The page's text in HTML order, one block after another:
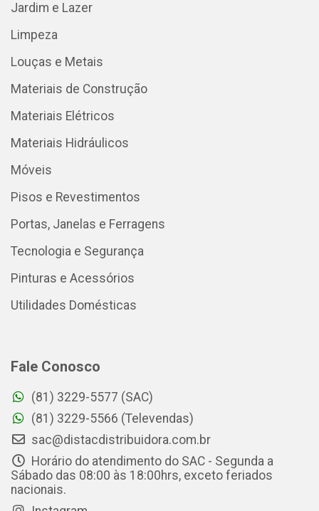
Jardim e Lazer
Limpeza
Louças e Metais
Materiais de Construção
Materiais Elétricos
Materiais Hidráulicos
Móveis
Pisos e Revestimentos
Portas, Janelas e Ferragens
Tecnologia e Segurança
Pinturas e Acessórios
Utilidades Domésticas
Fale Conosco
(81) 3229-5577 (SAC)
(81) 3229-5566 (Televendas)
sac@distacdistribuidora.com.br
Horário do atendimento do SAC - Segunda a
Sábado das 08:00 às 18:00hrs, exceto feriados
nacionais.